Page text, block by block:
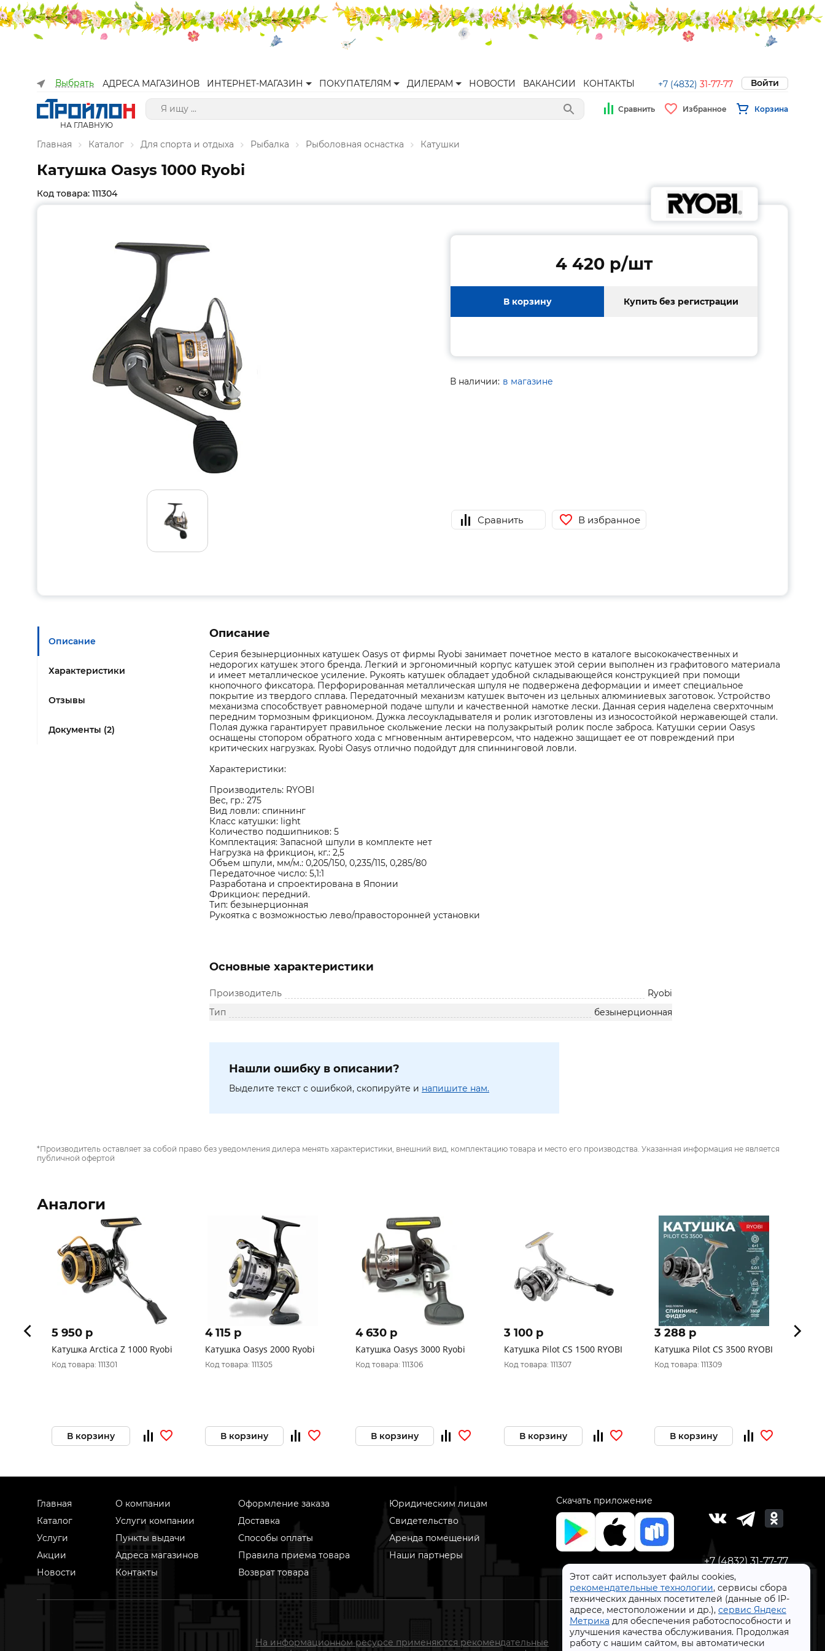
Выбрать АДРЕСА МАГАЗИНОВ ИНТЕРНЕТ-МАГАЗИН ПОКУПАТЕЛЯМ ДИЛЕРАМ НОВОСТИ ВАКАНСИИ КОНТАКТЫ +7 (4832) 31-77-77 Войти
НА ГЛАВНУЮ
Сравнить Избранное Корзина
Главная Каталог Для спорта и отдыха Рыбалка Рыболовная оснастка Катушки
Этот сайт использует файлы cookies,
рекомендательные технологии, сервисы сбора
технических данных посетителей (данные об IP-
адресе, местоположении и др.), сервис Яндекс
Метрика для обеспечения работоспособности и
улучшения качества обслуживания. Продолжая
работу с нашим сайтом, вы автоматически
Катушка Oasys 1000 Ryobi
Код товара: 111304
4 420 p/шт
В корзину Купить без регистрации
В наличии: в магазине
Сравнить В избранное
Описание
Характеристики
Отзывы
Документы (2)
Описание
Серия безынерционных катушек Oasys от фирмы Ryobi занимает почетное место в каталоге высококачественных и
недорогих катушек этого бренда. Легкий и эргономичный корпус катушек этой серии выполнен из графитового материала
и имеет металлическое усиление. Рукоять катушек обладает удобной складывающейся конструкцией при помощи
кнопочного фиксатора. Перфорированная металлическая шпуля не подвержена деформации и имеет специальное
покрытие из твердого сплава. Передаточный механизм катушек выточен из цельных алюминиевых заготовок. Устройство
механизма способствует равномерной подаче шпули и качественной намотке лески. Данная серия наделена сверхточным
передним тормозным фрикционом. Дужка лесоукладывателя и ролик изготовлены из износостойкой нержавеющей стали.
Полая дужка гарантирует правильное скольжение лески на полузакрытый ролик после заброса. Катушки серии Oasys
оснащены стопором обратного хода с мгновенным антиреверсом, что надежно защищает ее от повреждений при
критических нагрузках. Ryobi Oasys отлично подойдут для спиннинговой ловли.
Характеристики:
Производитель: RYOBI
Вес, гр.: 275
Вид ловли: спиннинг
Класс катушки: light
Количество подшипников: 5
Комплектация: Запасной шпули в комплекте нет
Нагрузка на фрикцион, кг.: 2,5
Объем шпули, мм/м.: 0,205/150, 0,235/115, 0,285/80
Передаточное число: 5,1:1
Разработана и спроектирована в Японии
Фрикцион: передний.
Тип: безынерционная
Рукоятка с возможностью лево/правосторонней установки
Основные характеристики
Производитель
Ryobi
Тип
безынерционная
Нашли ошибку в описании?
Выделите текст с ошибкой, скопируйте и напишите нам.
*Производитель оставляет за собой право без уведомления дилера менять характеристики, внешний вид, комплектацию товара и место его производства. Указанная информация не является
публичной офертой
Аналоги
5 950 p
Катушка Arctica Z 1000 Ryobi
Код товара: 111301
В корзину
4 115 p
Катушка Oasys 2000 Ryobi
Код товара: 111305
В корзину
4 630 p
Катушка Oasys 3000 Ryobi
Код товара: 111306
В корзину
3 100 p
Катушка Pilot CS 1500 RYOBI
Код товара: 111307
В корзину
3 288 p
Катушка Pilot CS 3500 RYOBI
Код товара: 111309
В корзину
3
Главная
Каталог
Услуги
Акции
Новости
О компании
Услуги компании
Пункты выдачи
Адреса магазинов
Контакты
Оформление заказа
Доставка
Способы оплаты
Правила приема товара
Возврат товара
Юридическим лицам
Свидетельство
Аренда помещений
Наши партнеры
Скачать приложение
+7 (4832) 31-77-77
На информационном ресурсе применяются рекомендательные
СтройлоН 1998-2026 г.